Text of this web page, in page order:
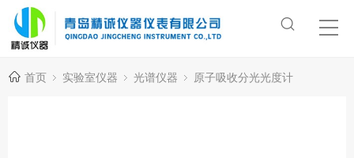
首页 实验室仪器 光谱仪器 原子吸收分光光度计